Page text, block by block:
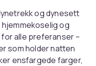
og dynesett
og
alle preferanser –
som holder natten
ensfargede farger,